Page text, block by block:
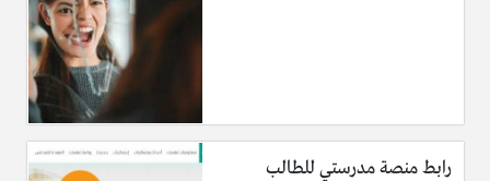
رابط منصة مدرستي للطالب